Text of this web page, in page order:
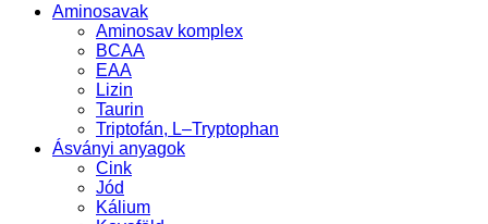
Aminosavak
Aminosav komplex
BCAA
EAA
Lizin
Taurin
Triptofán, L–Tryptophan
Ásványi anyagok
Cink
Jód
Kálium